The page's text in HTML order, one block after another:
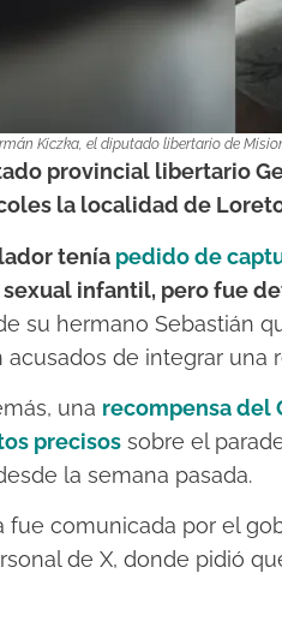
Kiczka, el diputado libertario de
provincial libertario
la localidad de
tenía pedido de
sexual infantil, pero fue
su hermano Sebastián
acusados de integrar una
una recompensa del
precisos sobre el
la semana pasada.
fue comunicada por el
de X, donde pidió